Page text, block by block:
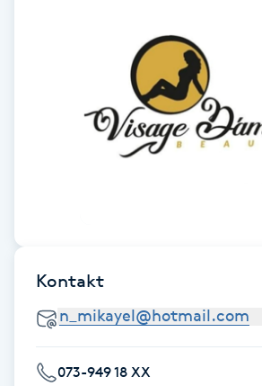
Hollywood Peel
Hot yoga
Kontakt
073-949 18 XX